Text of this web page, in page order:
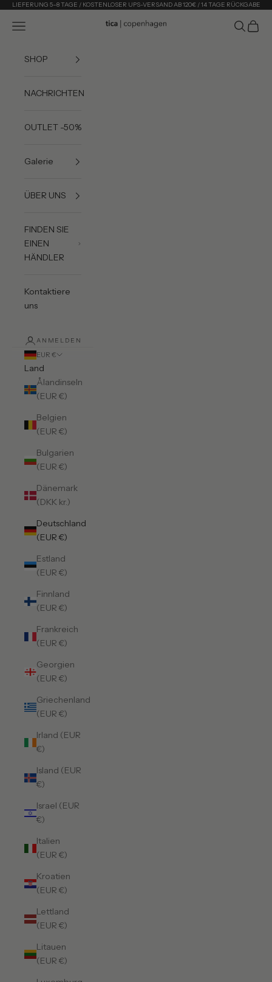
Zum Inhalt springen
LIEFERUNG 5–8 TAGE / KOSTENLOSER UPS-VERSAND AB 120€ / 14 TAGE RÜCKGABE
Tica Copenhagen
Menü Suchen
SHOP
NACHRICHTEN
OUTLET -50%
Galerie
ÜBER UNS
FINDEN SIE
EINEN
HÄNDLER
Kontaktiere
uns
ANMELDEN
EUR €
Land
Ålandinseln
(EUR €)
Belgien
(EUR €)
Bulgarien
(EUR €)
Dänemark
(DKK kr.)
Deutschland
(EUR €)
Estland
(EUR €)
Finnland
(EUR €)
Frankreich
(EUR €)
Georgien
(EUR €)
Griechenland
(EUR €)
Irland (EUR
€)
Island (EUR
€)
Israel (EUR
€)
Italien
(EUR €)
Kroatien
(EUR €)
Lettland
(EUR €)
Litauen
(EUR €)